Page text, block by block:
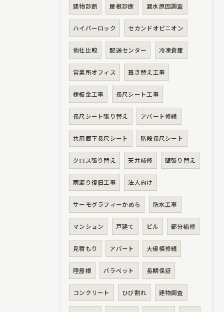
建物診断 屋根診断 漏水原因調査
ハイパーロック セカンドオピニオン
他社比較 配送センター 冷凍倉庫
営業所オフィス 葺き替え工事
棟板金工事 長尺シート工事
長尺シート張り替え アパート修繕
共用廊下長尺シート 階段長尺シート
クロス張り替え 天井補修 壁張り替え
雨漏り復旧工事 法人向け
サーモグラフィーかめら 防水工事
マンション 戸建て ビル 部分補修
見積もり アパート 大規模修繕
陸屋根 パラペット 長期保証
コンクリート ひび割れ 建物調査